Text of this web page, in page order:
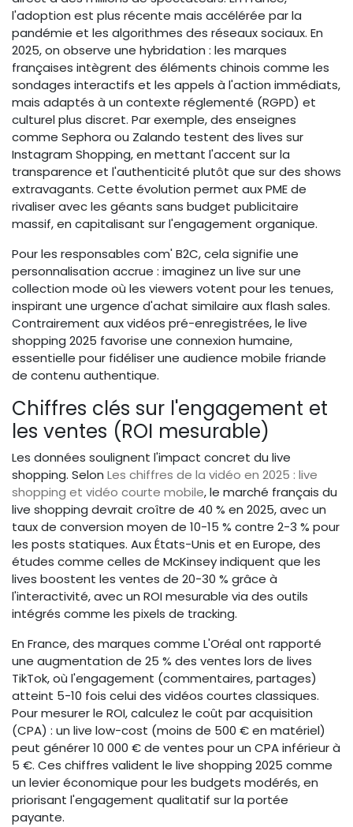
l'adoption est plus récente mais accélérée par la
pandémie et les algorithmes des réseaux sociaux. En
2025, on observe une hybridation : les marques
françaises intègrent des éléments chinois comme les
sondages interactifs et les appels à l'action immédiats,
mais adaptés à un contexte réglementé (RGPD) et
culturel plus discret. Par exemple, des enseignes
comme Sephora ou Zalando testent des lives sur
Instagram Shopping, en mettant l'accent sur la
transparence et l'authenticité plutôt que sur des shows
extravagants. Cette évolution permet aux PME de
rivaliser avec les géants sans budget publicitaire
massif, en capitalisant sur l'engagement organique.
Pour les responsables com' B2C, cela signifie une
personnalisation accrue : imaginez un live sur une
collection mode où les viewers votent pour les tenues,
inspirant une urgence d'achat similaire aux flash sales.
Contrairement aux vidéos pré-enregistrées, le live
shopping 2025 favorise une connexion humaine,
essentielle pour fidéliser une audience mobile friande
de contenu authentique.
Chiffres clés sur l'engagement et
les ventes (ROI mesurable)
Les données soulignent l'impact concret du live
shopping. Selon Les chiffres de la vidéo en 2025 : live
shopping et vidéo courte mobile, le marché français du
live shopping devrait croître de 40 % en 2025, avec un
taux de conversion moyen de 10-15 % contre 2-3 % pour
les posts statiques. Aux États-Unis et en Europe, des
études comme celles de McKinsey indiquent que les
lives boostent les ventes de 20-30 % grâce à
l'interactivité, avec un ROI mesurable via des outils
intégrés comme les pixels de tracking.
En France, des marques comme L'Oréal ont rapporté
une augmentation de 25 % des ventes lors de lives
TikTok, où l'engagement (commentaires, partages)
atteint 5-10 fois celui des vidéos courtes classiques.
Pour mesurer le ROI, calculez le coût par acquisition
(CPA) : un live low-cost (moins de 500 € en matériel)
peut générer 10 000 € de ventes pour un CPA inférieur à
5 €. Ces chiffres valident le live shopping 2025 comme
un levier économique pour les budgets modérés, en
priorisant l'engagement qualitatif sur la portée
payante.